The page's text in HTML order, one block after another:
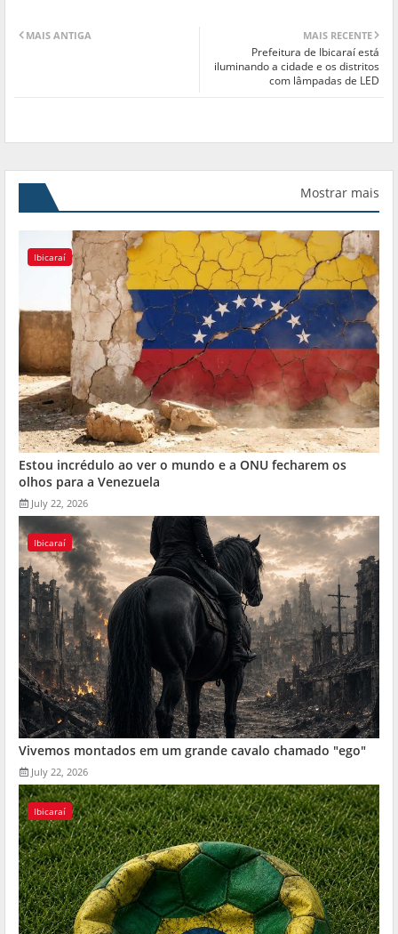
MAIS RECENTE
Prefeitura de Ibicaraí está
iluminando a cidade e os distritos
com lâmpadas de LED
MAIS ANTIGA
Mostrar mais
Ibicaraí
Estou incrédulo ao ver o mundo e a ONU fecharem os
olhos para a Venezuela
July 22, 2026
Ibicaraí
Vivemos montados em um grande cavalo chamado "ego"
July 22, 2026
Ibicaraí